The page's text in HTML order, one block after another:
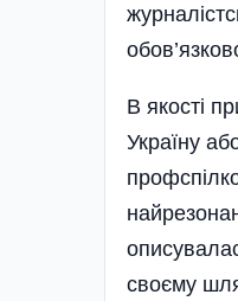
В якості
Україну
своєму